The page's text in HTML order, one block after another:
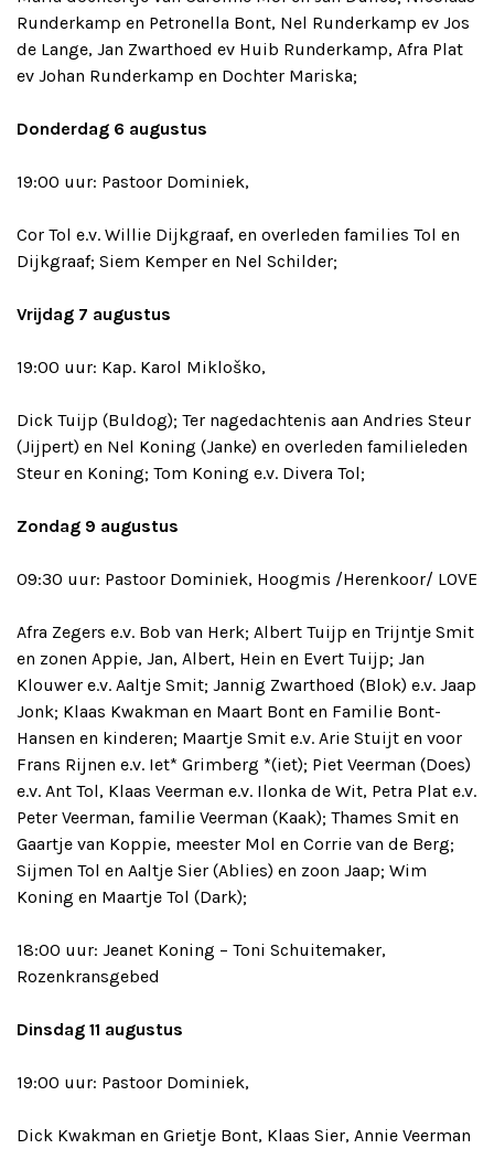
Runderkamp en Petronella Bont, Nel Runderkamp ev Jos
de Lange, Jan Zwarthoed ev Huib Runderkamp, Afra Plat
ev Johan Runderkamp en Dochter Mariska;
Donderdag 6 augustus
19:00 uur: Pastoor Dominiek,
Cor Tol e.v. Willie Dijkgraaf, en overleden families Tol en
Dijkgraaf; Siem Kemper en Nel Schilder;
Vrijdag 7 augustus
19:00 uur: Kap. Karol Mikloško,
Dick Tuijp (Buldog); Ter nagedachtenis aan Andries Steur
(Jijpert) en Nel Koning (Janke) en overleden familieleden
Steur en Koning; Tom Koning e.v. Divera Tol;
Zondag 9 augustus
09:30 uur: Pastoor Dominiek, Hoogmis /Herenkoor/ LOVE
Afra Zegers e.v. Bob van Herk; Albert Tuijp en Trijntje Smit
en zonen Appie, Jan, Albert, Hein en Evert Tuijp; Jan
Klouwer e.v. Aaltje Smit; Jannig Zwarthoed (Blok) e.v. Jaap
Jonk; Klaas Kwakman en Maart Bont en Familie Bont-
Hansen en kinderen; Maartje Smit e.v. Arie Stuijt en voor
Frans Rijnen e.v. Iet* Grimberg *(iet); Piet Veerman (Does)
e.v. Ant Tol, Klaas Veerman e.v. Ilonka de Wit, Petra Plat e.v.
Peter Veerman, familie Veerman (Kaak); Thames Smit en
Gaartje van Koppie, meester Mol en Corrie van de Berg;
Sijmen Tol en Aaltje Sier (Ablies) en zoon Jaap; Wim
Koning en Maartje Tol (Dark);
18:00 uur: Jeanet Koning – Toni Schuitemaker,
Rozenkransgebed
Dinsdag 11 augustus
19:00 uur: Pastoor Dominiek,
Dick Kwakman en Grietje Bont, Klaas Sier, Annie Veerman